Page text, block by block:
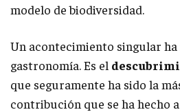
modelo de biodiversidad.
Un acontecimiento singular
gastronomía. Es el
que seguramente ha sido la
contribución que se ha hecho